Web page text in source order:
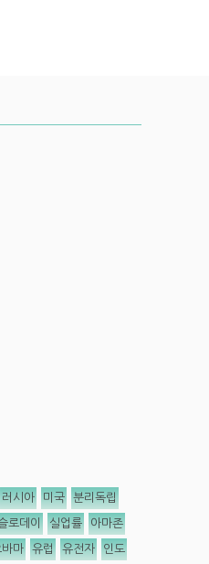
러시아 미국 분리독립
로데이 실업률 아마존
마 유럽 유전자 인도